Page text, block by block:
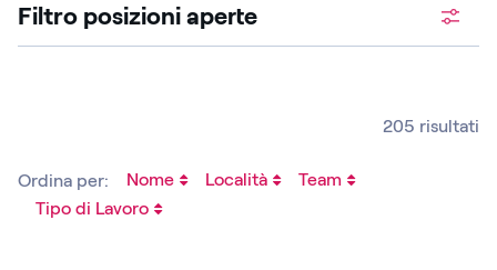
Filtro posizioni aperte ​
205 risultati
Ordina per: